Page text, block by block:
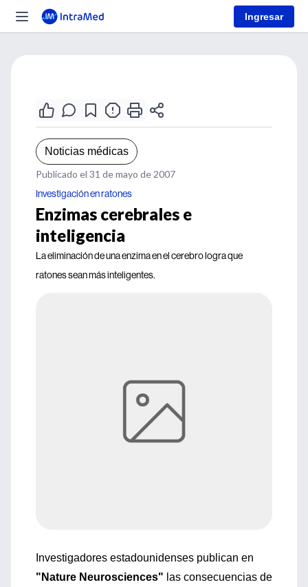
Ingresar
Noticias médicas
Publicado el 31 de mayo de 2007
Investigación en ratones
Enzimas cerebrales e
inteligencia
La eliminación de una enzima en el cerebro logra que
ratones sean más inteligentes.
Investigadores estadounidenses publican en
"Nature Neurosciences" las consecuencias de